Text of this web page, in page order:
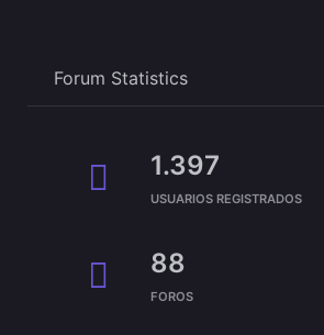
Forum Statistics
1.397
USUARIOS REGISTRADOS
88
FOROS